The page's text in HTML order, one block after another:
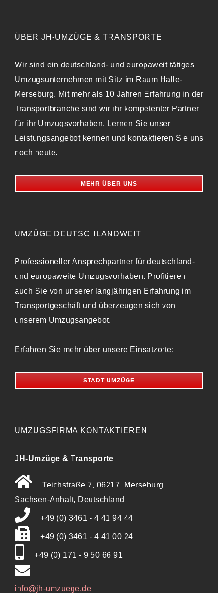
ÜBER JH-UMZÜGE & TRANSPORTE
Wir sind ein deutschland- und europaweit tätiges
Umzugsunternehmen mit Sitz im Raum Halle-
Merseburg. Mit mehr als 10 Jahren Erfahrung in der
Transportbranche sind wir ihr kompetenter Partner
für ihr Umzugsvorhaben. Lernen Sie unser
Leistungsangebot kennen und kontaktieren Sie uns
noch heute.
MEHR ÜBER UNS
UMZÜGE DEUTSCHLANDWEIT
Professioneller Ansprechpartner für deutschland-
und europaweite Umzugsvorhaben. Profitieren
auch Sie von unserer langjährigen Erfahrung im
Transportgeschäft und überzeugen sich von
unserem Umzugsangebot.
Erfahren Sie mehr über unsere Einsatzorte:
STADT UMZÜGE
UMZUGSFIRMA KONTAKTIEREN
JH-Umzüge & Transporte
Teichstraße 7, 06217, Merseburg
Sachsen-Anhalt, Deutschland
+49 (0) 3461 - 4 41 94 44
+49 (0) 3461 - 4 41 00 24
+49 (0) 171 - 9 50 66 91
info@jh-umzuege.de